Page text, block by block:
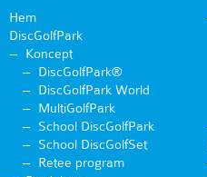
Hem
DiscGolfPark
Koncept
DiscGolfPark®
DiscGolfPark World
MultiGolfPark
School DiscGolfPark
School DiscGolfSet
Retee program